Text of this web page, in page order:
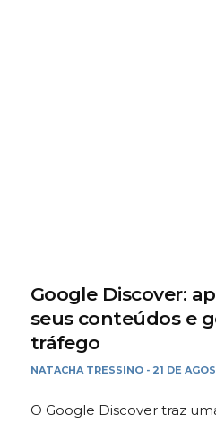
Google Discover:
seus conteúdos e
tráfego
NATACHA TRESSINO - 21 DE
O Google Discover traz